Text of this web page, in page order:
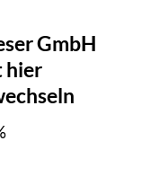
GmbH
hier